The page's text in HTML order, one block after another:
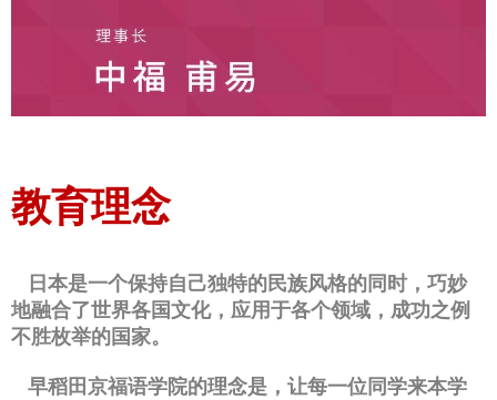
教育理念
日本是一个保持自己独特的民族风格的同时， 巧妙
地融合了世界各国文化， 应用于各个领域， 成功之例
不胜枚举的国家。
早稻田京福语学院的理念是， 让每一位同学来本学